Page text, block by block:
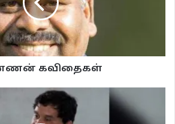
100 கவிதைகள்
தமிழ் கவிதைகள்
வாசகசாலை
கவிதைகள்